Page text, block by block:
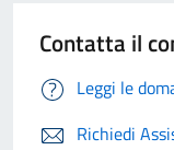
Contatta il
Leggi le
Richiedi